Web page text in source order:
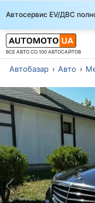
Автосервис EV/ДВС
ВСЕ АВТО СО 100 АВТОСАЙТОВ
Автобазар Авто